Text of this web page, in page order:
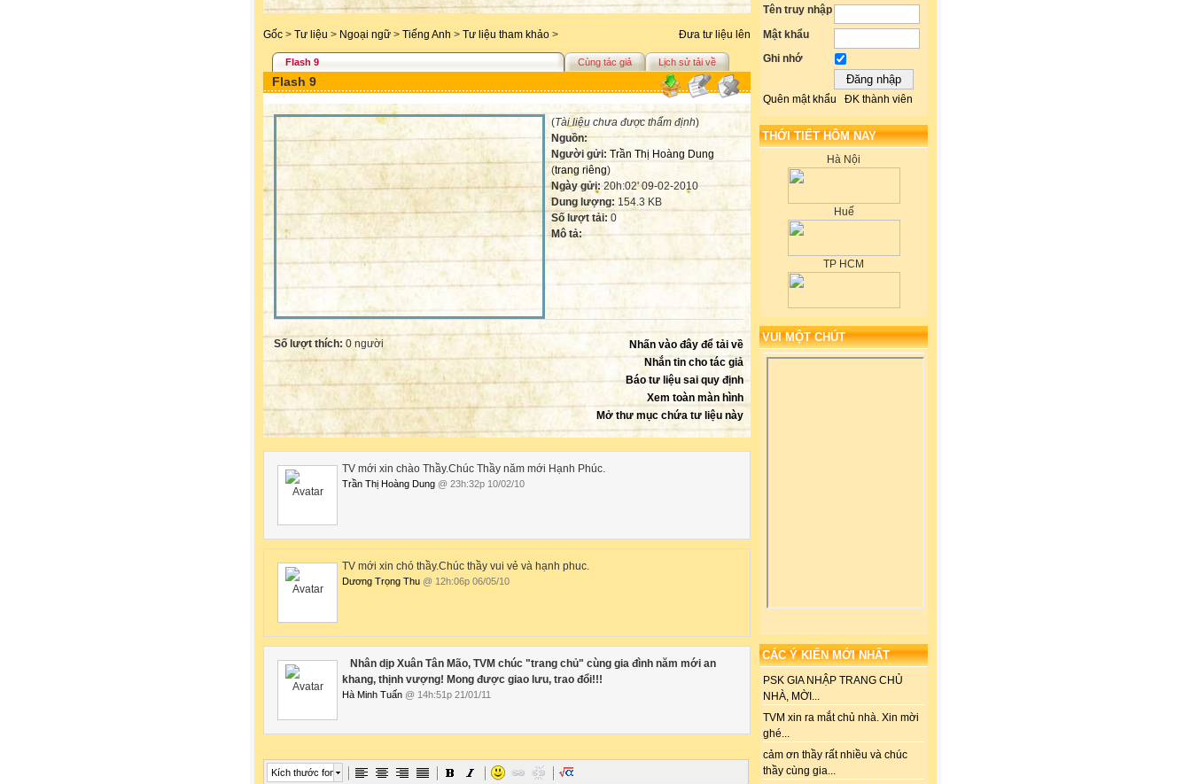
Tên truy nhập
Mật khẩu
Ghi nhớ
Quên mật khẩu ĐK thành viên
THỚI TIẾT HÔM NAY
Hà Nội
Huế
TP HCM
VUI MỘT CHÚT
CÁC Ý KIẾN MỚI NHẤT
PSK GIA NHẬP TRANG CHỦ
NHÀ, MỜI...
TVM xin ra mắt chủ nhà. Xin mời
ghé...
cảm ơn thầy rất nhiều và chúc
thầy cùng gia...
Đưa tư liệu lên
Gốc > Tư liệu > Ngoại ngữ > Tiếng Anh > Tư liệu tham khảo >
Flash 9 Cùng tác giả Lịch sử tải về
Flash 9
(Tài liệu chưa được thẩm định)
Nguồn:
Người gửi: Trần Thị Hoàng Dung
(trang riêng)
Ngày gửi:20h:02' 09-02-2010
Dung lượng: 154.3 KB
Số lượt tải: 0
Mô tả:
Nhấn vào đây để tải về
Nhắn tin cho tác giả
Báo tư liệu sai quy định
Xem toàn màn hình
Mở thư mục chứa tư liệu này
Số lượt thích: 0 người
TV mới xin chào Thầy.Chúc Thầy năm mới Hạnh Phúc.
Trần Thị Hoàng Dung @ 23h:32p 10/02/10
TV mới xin chó thầy.Chúc thầy vui vẻ và hạnh phuc.
Dương Trọng Thu @ 12h:06p 06/05/10
Nhân dịp Xuân Tân Mão, TVM chúc "trang chủ" cùng gia đình năm mới an
khang, thịnh vượng! Mong được giao lưu, trao đổi!!!
Hà Minh Tuấn @ 14h:51p 21/01/11
Kích thước font